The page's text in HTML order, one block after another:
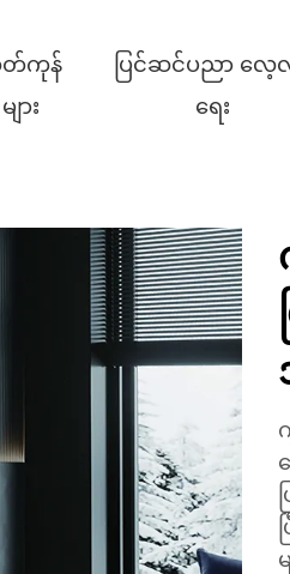
ကုန်
များ
ပြင်ဆင်ပညာ လေ့
ရေး